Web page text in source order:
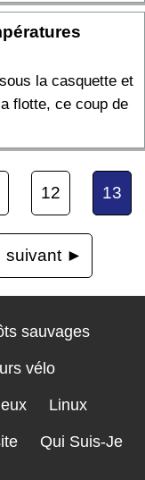
la casquette et
flotte, ce coup de
12 13
suivant ►
sauvages
vélo
Linux
Qui Suis-Je